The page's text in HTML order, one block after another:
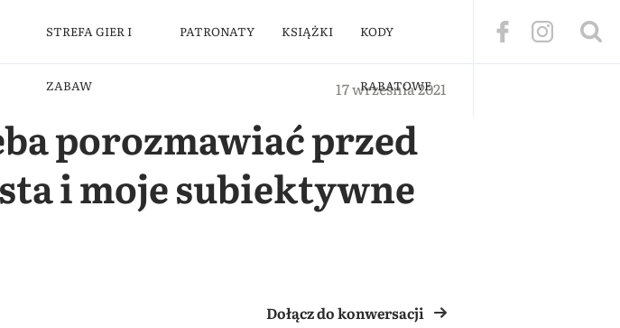
STREFA GIER I
ZABAW
PATRONATY KSIĄŻKI KODY
RABATOWE
17 września 2021
porozmawiać przed
i moje subiektywne
Dołącz do konwersacji